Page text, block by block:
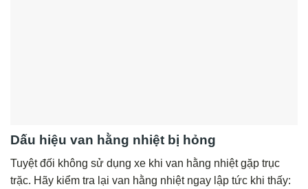
Dấu hiệu van hằng nhiệt bị hỏng
Tuyệt đối không sử dụng xe khi van hằng nhiệt gặp trục
trặc. Hãy kiểm tra lại van hằng nhiệt ngay lập tức khi thấy: